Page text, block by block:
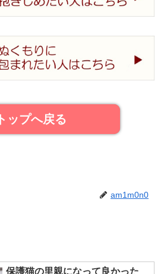
トップへ戻る
am1m0n0
保護猫の里親になって良かった